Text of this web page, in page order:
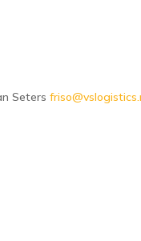
Seters